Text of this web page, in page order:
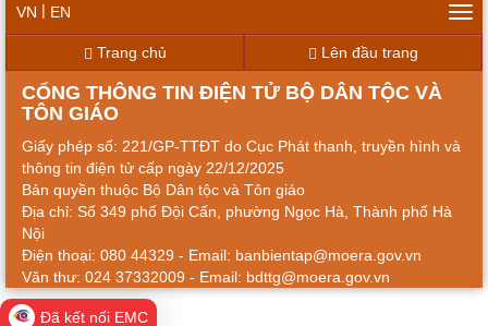
VN | EN
Trang chủ
Lên đầu trang
CỔNG THÔNG TIN ĐIỆN TỬ BỘ DÂN TỘC VÀ
TÔN GIÁO
Giấy phép số: 221/GP-TTĐT do Cục Phát thanh, truyền hình và
thông tin điện tử cấp ngày 22/12/2025
Bản quyền thuộc Bộ Dân tộc và Tôn giáo
Địa chỉ: Số 349 phố Đội Cấn, phường Ngọc Hà, Thành phố Hà
Nội
Điện thoại: 080 44329 - Email: banbientap@moera.gov.vn
Văn thư: 024 37332009 - Email: bdttg@moera.gov.vn
Đã kết nối EMC